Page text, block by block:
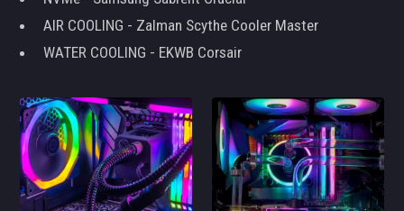
AIR COOLING - Zalman Scythe Cooler Master
WATER COOLING - EKWB Corsair